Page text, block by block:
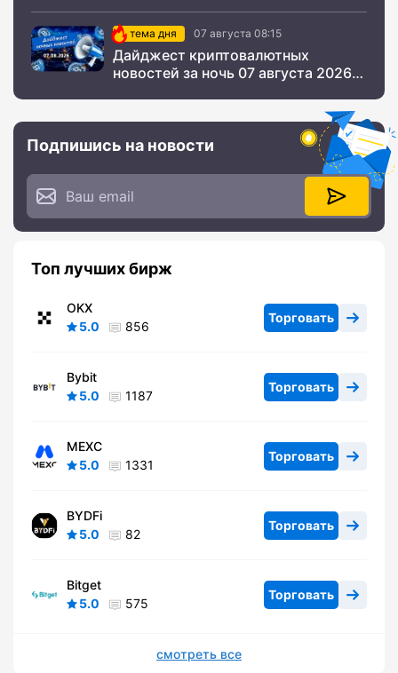
тема дня 07 августа 08:15
Дайджест криптовалютных
новостей за ночь 07 августа 2026
Подпишись на новости
Топ лучших бирж
OKX
5.0
856
Торговать
Bybit
5.0
1187
Торговать
MEXC
5.0
1331
Торговать
BYDFi
5.0
82
Торговать
Bitget
5.0
575
Торговать
смотреть все